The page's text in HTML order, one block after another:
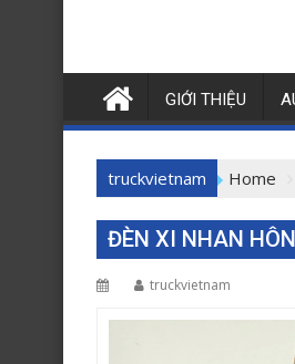
GIỚI THIỆU
truckvietnam Home
ĐÈN XI NHAN
truckvietnam